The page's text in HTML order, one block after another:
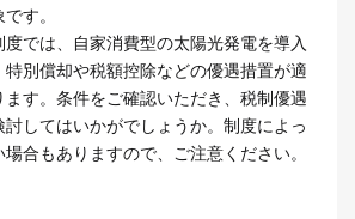
す。
では、自家消費型の太陽光発電を導入
特別償却や税額控除などの優遇措置が適
ます。条件をご確認いただき、税制優遇
してはいかがでしょうか。制度によっ
合もありますので、ご注意ください。